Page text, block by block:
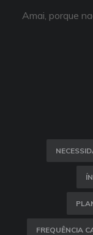
Amai, porque
FREQUÊNCIA